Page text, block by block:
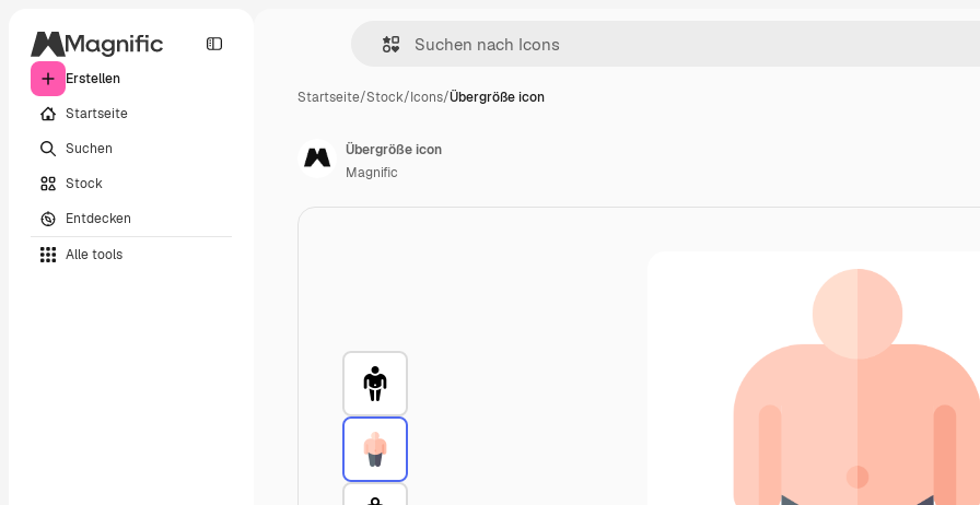
Erstellen
Startseite
Suchen
Stock
Entdecken
Alle tools
Startseite/Stock/Icons/Übergröße icon
Übergröße icon
Magnific